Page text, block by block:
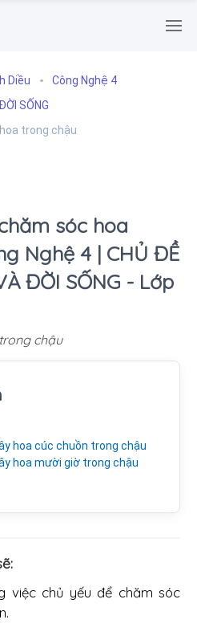
Diều
Công Nghệ 4
SỐNG
trong chậu
sóc hoa
Nghệ 4 | CHỦ ĐỀ
ĐỜI SỐNG - Lớp
chậu
hoa cúc chuồn trong chậu
hoa mười giờ trong chậu
việc chủ yếu để chăm sóc